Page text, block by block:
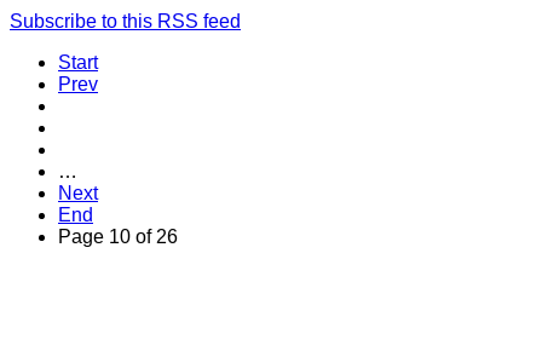
Subscribe to this RSS feed
Start
Prev
…
Next
End
Page 10 of 26